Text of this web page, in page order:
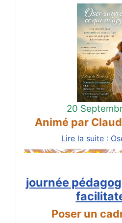
20
Animé par
Lire la suite :
journée
Poser un